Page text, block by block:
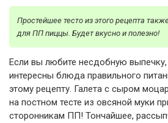
Простейшее тесто из этого рецепта
для ПП пиццы. Будет вкусно и полезно!
Если вы любите несдобную выпечку,
интересны блюда правильного
этому рецепту. Галета с сыром
на постном тесте из овсяной муки
сторонникам ПП! Тончайшее,